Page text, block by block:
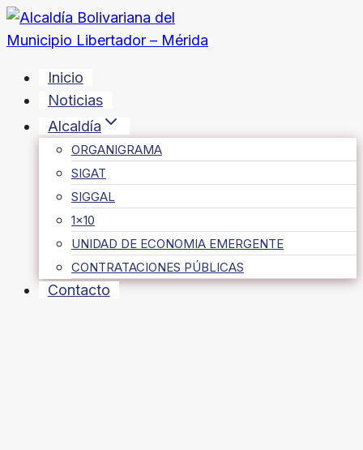
Saltar
al
Inicio
Noticias
Alcaldía
ORGANIGRAMA
SIGAT
SIGGAL
1×10
UNIDAD DE ECONOMIA EMERGENTE
CONTRATACIONES PÚBLICAS
Contacto